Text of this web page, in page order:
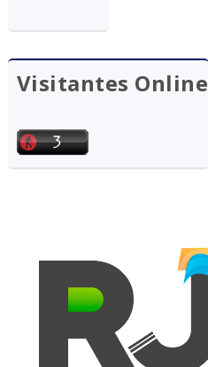
Visitantes Online